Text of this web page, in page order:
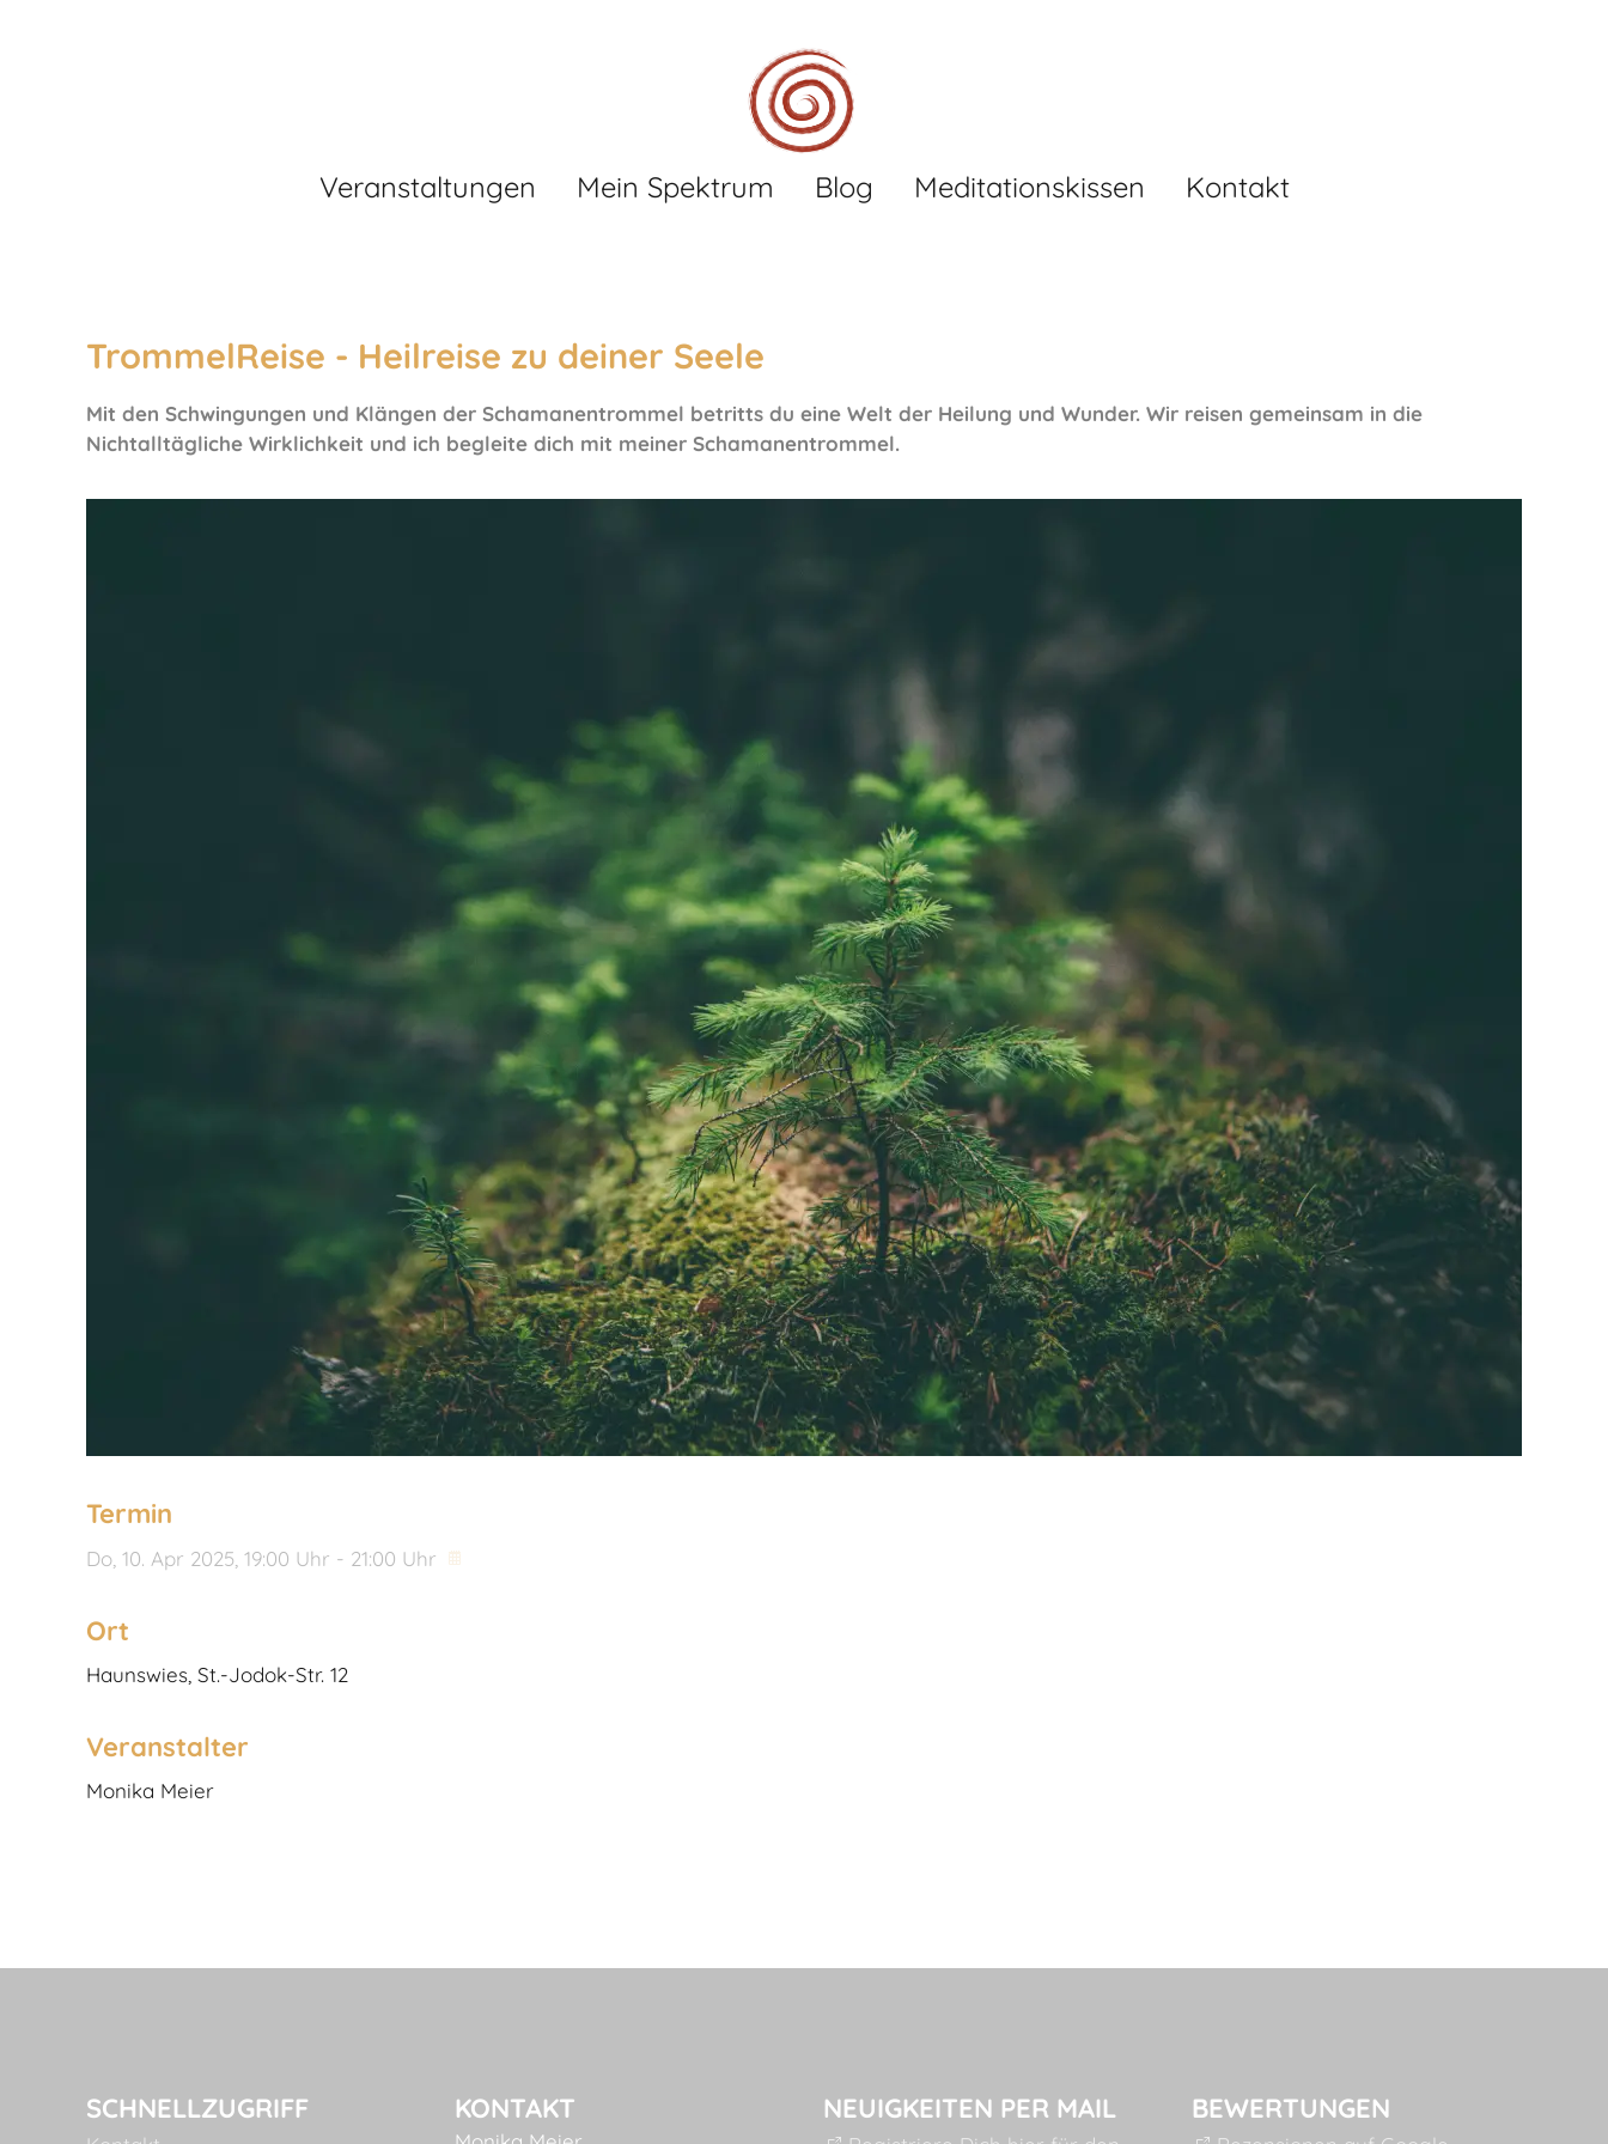
Veranstaltungen Mein Spektrum Blog Meditationskissen Kontakt
TrommelReise - Heilreise zu deiner Seele
Mit den Schwingungen und Klängen der Schamanentrommel betritts du eine Welt der Heilung und Wunder. Wir reisen gemeinsam in die
Nichtalltägliche Wirklichkeit und ich begleite dich mit meiner Schamanentrommel.
Termin
Do, 10. Apr 2025 , 19:00 Uhr - 21:00 Uhr
Ort
Haunswies, St.-Jodok-Str. 12
Veranstalter
Monika Meier
SCHNELLZUGRIFF KONTAKT NEUIGKEITEN PER MAIL BEWERTUNGEN